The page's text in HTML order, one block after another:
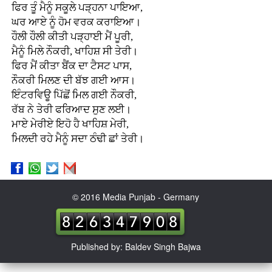
ਫਿਰ ਤੂੰ ਮੈਨੂੰ ਸਕੂਲੇ ਪੜ੍ਹਨਾ ਪਾਇਆ,
ਘਰ ਆਏ ਨੂੰ ਹੋਮ ਵਰਕ ਕਰਾਇਆ।
ਹੌਲੀ ਹੌਲੀ ਕੀਤੀ ਪੜ੍ਹਾਈ ਮੈਂ ਪੂਰੀ,
ਮੈਨੂੰ ਮਿਲੇ ਨੌਕਰੀ, ਖਾਹਿਸ਼ ਸੀ ਤੇਰੀ।
ਫਿਰ ਮੈਂ ਕੀਤਾ ਬੈਂਕ ਦਾ ਟੈਸਟ ਪਾਸ,
ਨੌਕਰੀ ਮਿਲਣ ਦੀ ਬੱਝ ਗਈ ਆਸ।
ਇੰਟਰਵਿਊ ਪਿੱਛੋਂ ਮਿਲ ਗਈ ਨੌਕਰੀ,
ਰੱਬ ਨੇ ਤੇਰੀ ਫਰਿਆਦ ਸੁਣ ਲਈ।
ਮਾਏ ਮੇਰੀਏ ਇਹੋ ਹੈ ਖਾਹਿਸ਼ ਮੇਰੀ,
ਮਿਲਦੀ ਰਹੇ ਮੈਨੂੰ ਸਦਾ ਠੰਢੀ ਛਾਂ ਤੇਰੀ।
© 2016 Media Punjab - Germany
Published by: Baldev Singh Bajwa